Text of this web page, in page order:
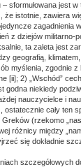
sformułowana jest
że istotnie, zawiera
zagadnienia
z dziejów
ta zaleta jest
geografią,
myślenia, zgodnie
2) „Wschód”
godna niekiedy
nauczycielce i
ostatecznie cały ten
(rzekomo
różnicy między
się dokładnie